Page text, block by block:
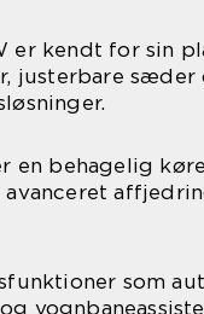
er kendt for sin
justerbare
en behagelig
som